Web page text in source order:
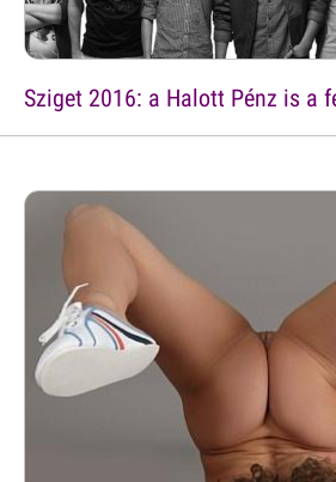
Sziget 2016: a Halott Pénz is a